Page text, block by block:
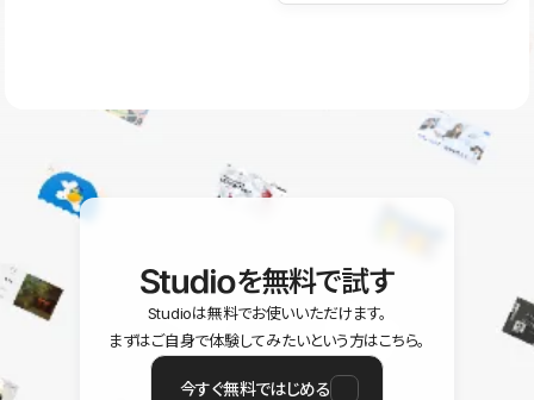
ユーザー同士で質問・相談できるコミュニティもご利用ください。
を無料で試す
Studioは無料でお使いいただけます。
まずはご自身で体験してみたいという方はこちら。
今すぐ無料ではじめる